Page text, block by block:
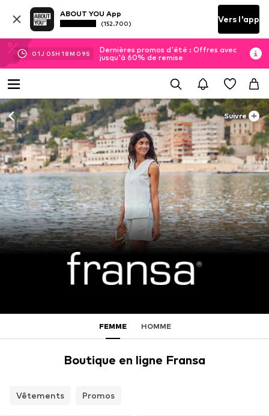
ABOUT YOU App
(152.700) Vers l'app
01J 05H 18M 06S
Dernières promos d'été : Offres avec
jusqu'à 60% de remise
Suivre
FEMME HOMME
Boutique en ligne Fransa
Vêtements Promos